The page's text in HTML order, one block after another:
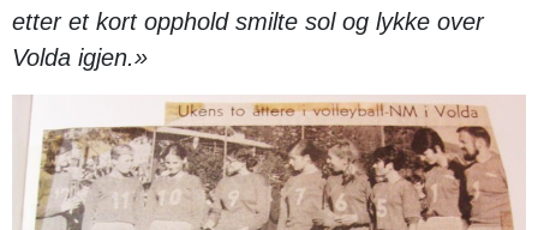
etter et kort opphold smilte sol og lykke over
Volda igjen.»